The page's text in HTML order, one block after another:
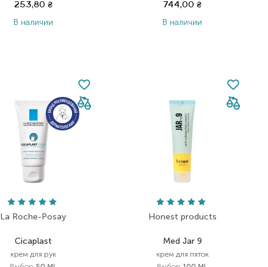
253,80 ₴
В наличии
744,00₴
В наличии
La Roche-Posay
Cicaplast
крем для рук
Honest products
Med Jar 9
крем для пяток